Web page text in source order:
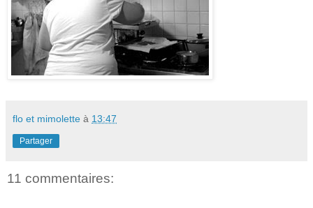
flo et mimolette à 13:47
Partager
11 commentaires: